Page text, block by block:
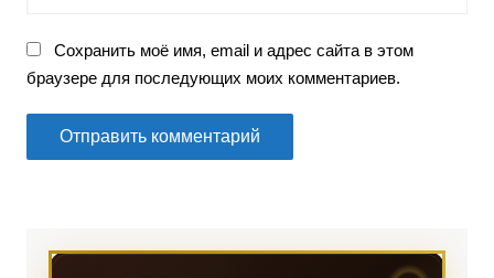
Сохранить моё имя, email и адрес сайта в этом
браузере для последующих моих комментариев.